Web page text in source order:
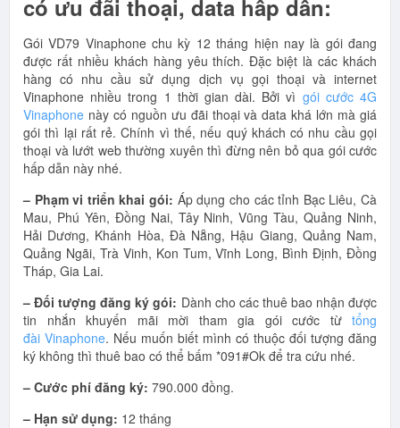
có ưu đãi thoại, data hấp dẫn:
Gói VD79 Vinaphone chu kỳ 12 tháng hiện nay là gói đang
được rất nhiều khách hàng yêu thích. Đặc biệt là các khách
hàng có nhu cầu sử dụng dịch vụ gọi thoại và internet
Vinaphone nhiều trong 1 thời gian dài. Bởi vì gói cước 4G
Vinaphone này có nguồn ưu đãi thoại và data khá lớn mà giá
gói thì lại rất rẻ. Chính vì thế, nếu quý khách có nhu cầu gọi
thoại và lướt web thường xuyên thì đừng nên bỏ qua gói cước
hấp dẫn này nhé.
– Phạm vi triển khai gói: Áp dụng cho các tỉnh Bạc Liêu, Cà
Mau, Phú Yên, Đồng Nai, Tây Ninh, Vũng Tàu, Quảng Ninh,
Hải Dương, Khánh Hòa, Đà Nẵng, Hậu Giang, Quảng Nam,
Quảng Ngãi, Trà Vinh, Kon Tum, Vĩnh Long, Bình Định, Đồng
Tháp, Gia Lai.
– Đối tượng đăng ký gói: Dành cho các thuê bao nhận được
tin nhắn khuyến mãi mời tham gia gói cước từ tổng
đài Vinaphone. Nếu muốn biết mình có thuộc đối tượng đăng
ký không thì thuê bao có thể bấm *091#Ok để tra cứu nhé.
– Cước phí đăng ký: 790.000 đồng.
– Hạn sử dụng: 12 tháng